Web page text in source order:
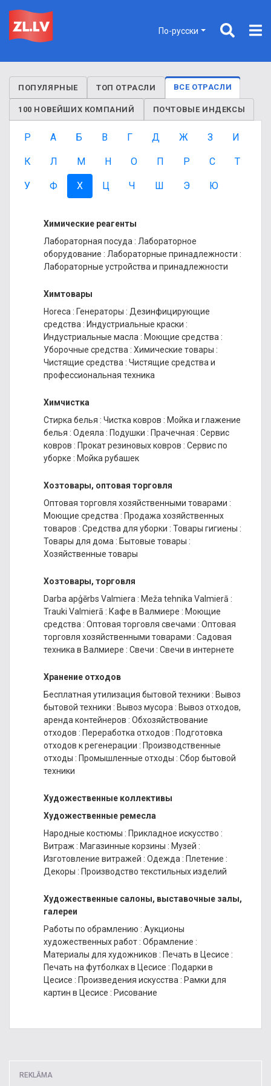
По-русски
ПОПУЛЯРНЫЕ ТОП ОТРАСЛИ ВСЕ ОТРАСЛИ
100 НОВЕЙШИХ КОМПАНИЙ ПОЧТОВЫЕ ИНДЕКСЫ
P А Б В Г Д Ж З И
К Л М Н О П Р С Т
У Ф Х Ц Ч Ш Э Ю
Химические реагенты
Лабораторная посуда : Лабораторное
оборудование : Лабораторные принадлежности :
Лабораторные устройства и принадлежности
Химтовары
Horeca : Генераторы : Дезинфицирующие
средства : Индустриальные краски :
Индустриальные масла : Моющие средства :
Уборочные средства : Химические товары :
Чистящие средства : Чистящие средства и
профессиональная техника
Химчистка
Стирка белья : Чистка ковров : Мойка и глажение
белья : Одеяла : Подушки : Прачечная : Сервис
ковров : Прокат резиновых ковров : Сервис по
уборке : Мойка рубашек
Хозтовары, оптовая торговля
Оптовая торговля хозяйственными товарами :
Моющие средства : Продажа хозяйственных
товаров : Средства для уборки : Товары гигиены :
Товары для дома : Бытовые товары :
Хозяйственные товары
Хозтовары, торговля
Darba apģērbs Valmiera : Meža tehnika Valmierā :
Trauki Valmierā : Кафе в Валмиере : Моющие
средства : Оптовая торговля свечами : Оптовая
торговля хозяйственными товарами : Садовая
техника в Валмиере : Свечи : Свечи в интернете
Хранение отходов
Бесплатная утилизация бытовой техники : Вывоз
бытовой техники : Вывоз мусора : Вывоз отходов,
аренда контейнеров : Обхозяйствование
отходов : Переработка отходов : Подготовка
отходов к регенерации : Производственные
отходы : Промышленные отходы : Сбор бытовой
техники
Художественные коллективы
Художественные ремесла
Народные костюмы : Прикладное искусство :
Витраж : Магазинные корзины : Музей :
Изготовление витражей : Одежда : Плетение :
Декоры : Производство текстильных изделий
Художественные салоны, выставочные залы,
галереи
Работы по обрамлению : Аукционы
художественных работ : Обрамление :
Материалы для художников : Печать в Цесисе :
Печать на футболках в Цесисе : Подарки в
Цесисе : Произведения искусства : Рамки для
картин в Цесисе : Рисование
REKLĀMA